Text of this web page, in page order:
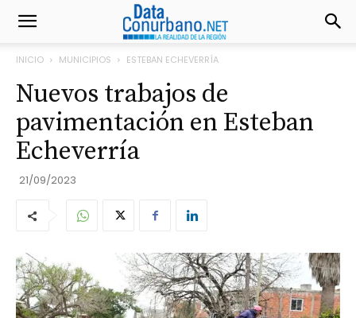
INICIO MUNICIPIOS ESTEBAN ECHEVERRÍA
Nuevos trabajos de
pavimentación en Esteban
Echeverría
21/09/2023